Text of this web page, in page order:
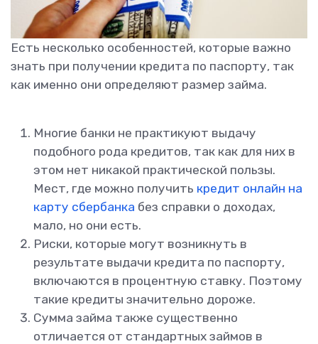
Есть несколько особенностей, которые важно
знать при получении кредита по паспорту, так
как именно они определяют размер займа.
Многие банки не практикуют выдачу
подобного рода кредитов, так как для них в
этом нет никакой практической пользы.
Мест, где можно получить кредит онлайн на
карту сбербанка без справки о доходах,
мало, но они есть.
Риски, которые могут возникнуть в
результате выдачи кредита по паспорту,
включаются в процентную ставку. Поэтому
такие кредиты значительно дороже.
Сумма займа также существенно
отличается от стандартных займов в